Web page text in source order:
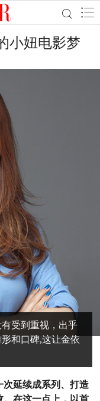
小妞电影梦
有受到重视，出乎
和口碑,这让金依
次延续成系列、打造
。在这一点上，以首